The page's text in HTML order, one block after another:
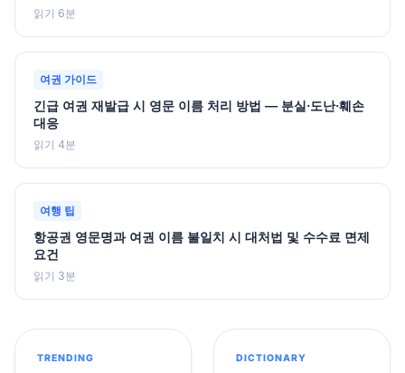
읽기 6분
여권 가이드
긴급 여권 재발급 시 영문 이름 처리 방법 — 분실·도난·훼손
대응
읽기 4분
여행 팁
항공권 영문명과 여권 이름 불일치 시 대처법 및 수수료 면제
요건
읽기 3분
TRENDING DICTIONARY